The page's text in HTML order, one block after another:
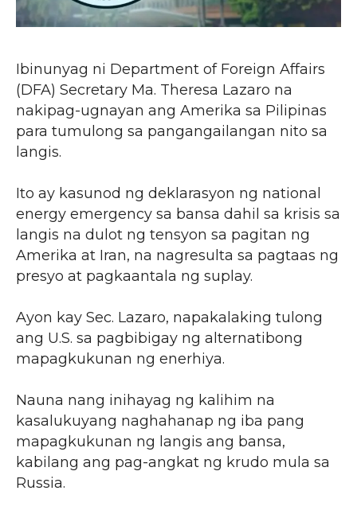
Ibinunyag ni Department of Foreign Affairs
(DFA) Secretary Ma. Theresa Lazaro na
nakipag-ugnayan ang Amerika sa Pilipinas
para tumulong sa pangangailangan nito sa
langis.
Ito ay kasunod ng deklarasyon ng national
energy emergency sa bansa dahil sa krisis sa
langis na dulot ng tensyon sa pagitan ng
Amerika at Iran, na nagresulta sa pagtaas ng
presyo at pagkaantala ng suplay.
Ayon kay Sec. Lazaro, napakalaking tulong
ang U.S. sa pagbibigay ng alternatibong
mapagkukunan ng enerhiya.
Nauna nang inihayag ng kalihim na
kasalukuyang naghahanap ng iba pang
mapagkukunan ng langis ang bansa,
kabilang ang pag-angkat ng krudo mula sa
Russia.